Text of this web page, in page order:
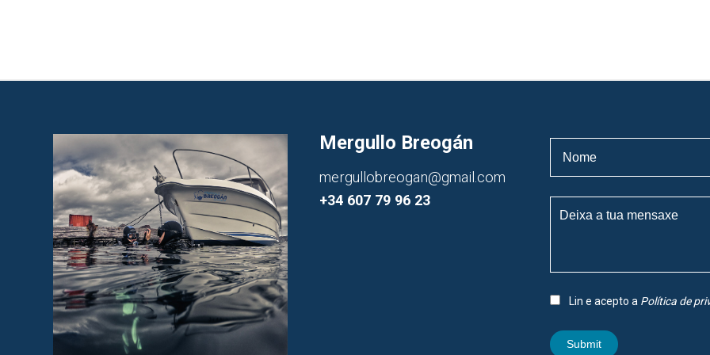
Mergullo Breogán
mergullobreogan@gmail.com
+34 607 79 96 23
Lin e acepto a Política de
Submit